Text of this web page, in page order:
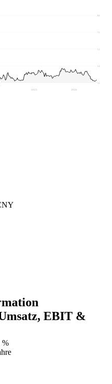
%
16,16
34,31
52,46
70,61
88,77
2025 2026
EBIT &